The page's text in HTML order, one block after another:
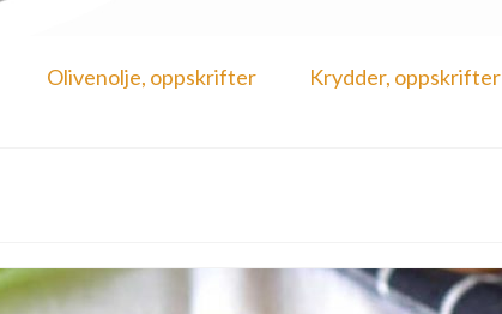
Olivenolje, oppskrifter Krydder, oppskrifter